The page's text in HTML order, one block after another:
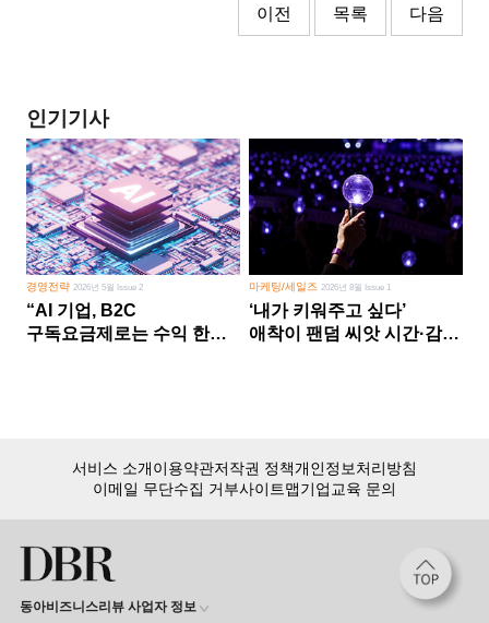
이전 목록 다음
인기기사
경영전략 2026년 5월 Issue 2
“AI 기업, B2C
구독요금제로는 수익 한계
마케팅/세일즈 2026년 8월 Issue 1
‘내가 키워주고 싶다’
애착이 팬덤 씨앗 시간·감정
서비스 소개이용약관저작권 정책개인정보처리방침
이메일 무단수집 거부사이트맵기업교육 문의
동아비즈니스리뷰 사업자 정보